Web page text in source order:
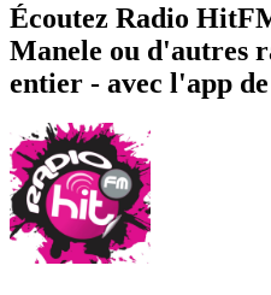
Écoutez Radio
Manele ou d'autres
entier - avec l'app